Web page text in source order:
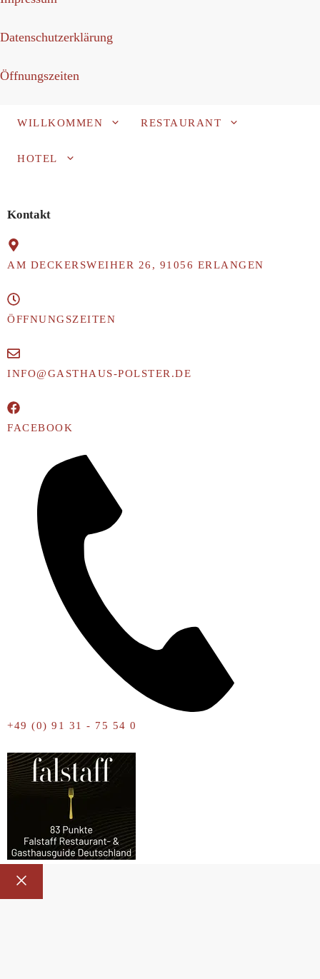
Datenschutzerklärung
Öffnungszeiten
WILLKOMMEN RESTAURANT
HOTEL
Kontakt
AM DECKERSWEIHER 26, 91056 ERLANGEN
ÖFFNUNGSZEITEN
INFO@GASTHAUS-POLSTER.DE
FACEBOOK
+49 (0) 91 31 - 75 54 0
Close